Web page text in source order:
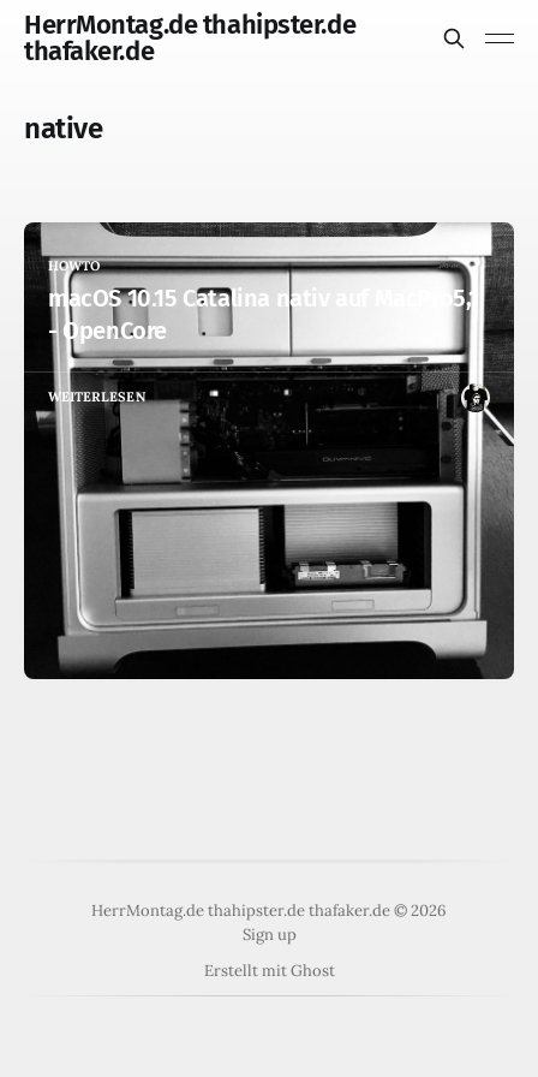
HerrMontag.de thahipster.de
thafaker.de
native
HOWTO
macOS 10.15 Catalina nativ auf MacPro5,1
- OpenCore
WEITERLESEN
HerrMontag.de thahipster.de thafaker.de © 2026
Sign up
Erstellt mitGhost